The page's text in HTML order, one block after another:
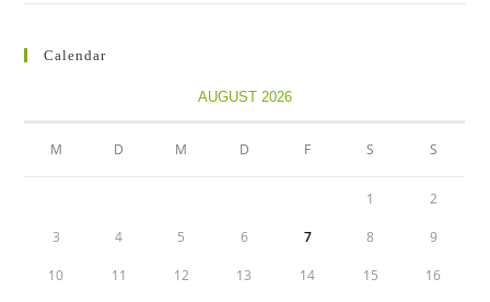
Calendar
AUGUST 2026
M D M D F S S
1 2
3 4 5 6 7 8 9
10 11 12 13 14 15 16